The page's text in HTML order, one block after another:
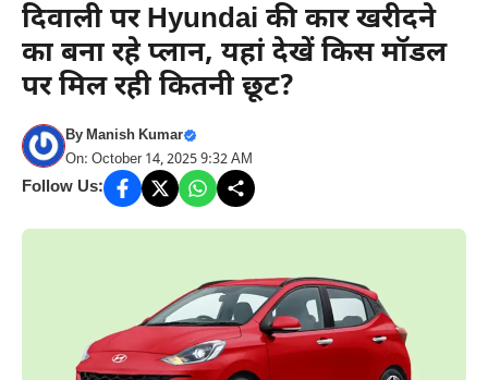
दिवाली पर Hyundai की कार खरीदने
का बना रहे प्लान, यहां देखें किस मॉडल
पर मिल रही कितनी छूट?
ByManish Kumar
On: October 14, 2025 9:32 AM
Follow Us: